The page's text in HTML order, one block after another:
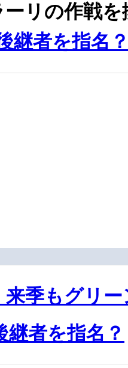
リの作戦
継者を指名？
季もグリ
者を指名？